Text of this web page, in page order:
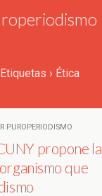
Etiquetas › Ética
PUROPERIODISMO
propone la
que